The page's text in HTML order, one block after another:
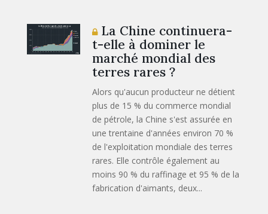
La Chine continuera-
t-elle à dominer le
marché mondial des
terres rares ?
Alors qu'aucun producteur ne détient
plus de 15 % du commerce mondial
de pétrole, la Chine s'est assurée en
une trentaine d'années environ 70 %
de l'exploitation mondiale des terres
rares. Elle contrôle également au
moins 90 % du raffinage et 95 % de la
fabrication d'aimants, deux...